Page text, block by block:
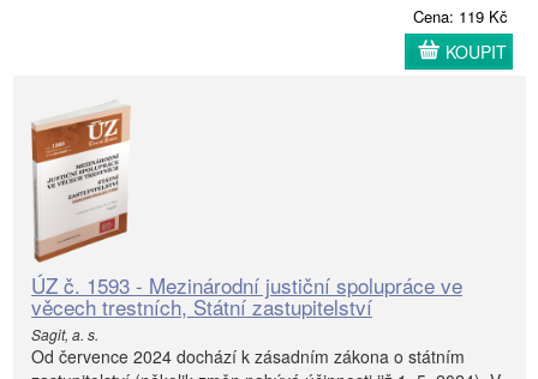
Cena: 119 Kč
KOUPIT
ÚZ č. 1593 - Mezinárodní justiční spolupráce ve
věcech trestních, Státní zastupitelství
Sagit, a. s.
Od července 2024 dochází k zásadním zákona o státním